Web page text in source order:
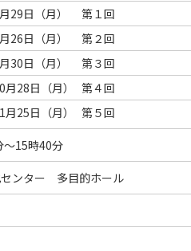
29日（月）
第１回
26日（月）
第２回
30日（月）
第３回
月28日（月）
第４回
月25日（月） 第５回
～15時40分
ンター 多目的ホール